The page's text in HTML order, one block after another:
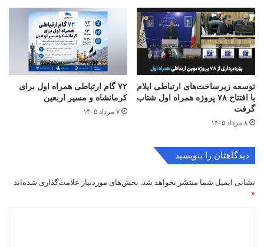
توسعه زیرساخت‌های ارتباطی ایلام
با افتتاح ۷۸ پروژه همراه اول شتاب
گرفت
۸ مرداد ۱۴۰۵
۷۲ گام ارتباطی همراه اول برای
کرمانشاه و مسیر اربعین
۷ مرداد ۱۴۰۵
دیدگاهتان را بنویسید
نشانی ایمیل شما منتشر نخواهد شد. بخش‌های موردنیاز علامت‌گذاری شده‌اند
*